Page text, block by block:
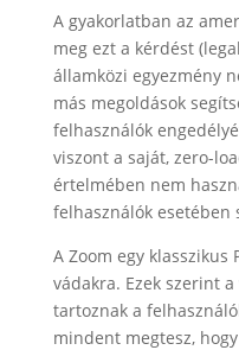
A gyakorlatban az
meg ezt a kérdést
államközi egyezmény
más megoldások
felhasználók
viszont a saját, zero-
értelmében nem
felhasználók esetében
A Zoom egy klasszikus
vádakra. Ezek szerint
tartoznak a
mindent megtesz,